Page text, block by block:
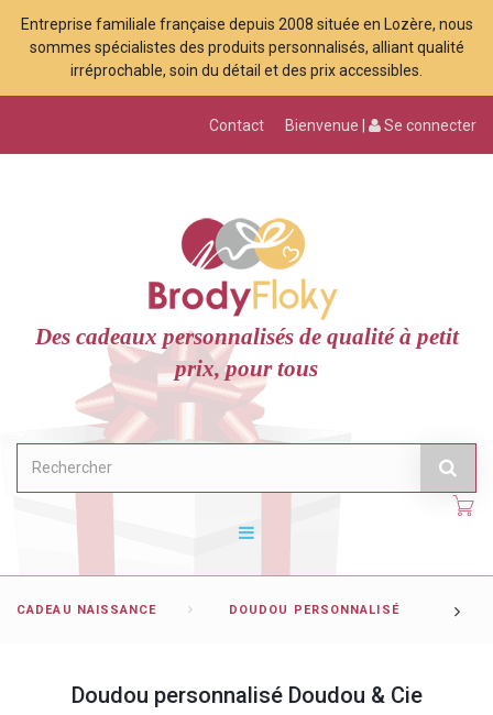
Entreprise familiale française depuis 2008 située en Lozère, nous
sommes spécialistes des produits personnalisés, alliant qualité
irréprochable, soin du détail et des prix accessibles.
Contact Bienvenue | Se connecter
Des cadeaux personnalisés de qualité à petit
prix, pour tous
CADEAU NAISSANCE DOUDOU PERSONNALISÉ
Doudou personnalisé Doudou & Cie